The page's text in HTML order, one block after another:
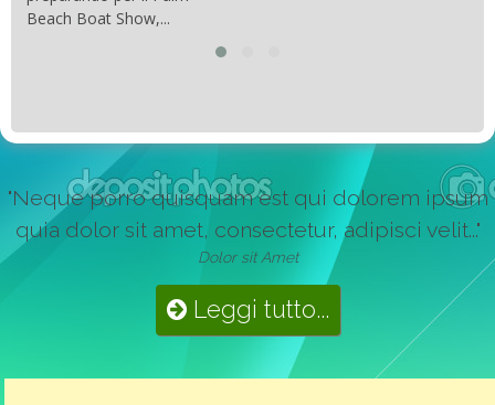
Beach Boat Show,...
"Neque porro quisquam est qui dolorem ipsum
quia dolor sit amet, consectetur, adipisci velit..."
Dolor sit Amet
Leggi tutto...